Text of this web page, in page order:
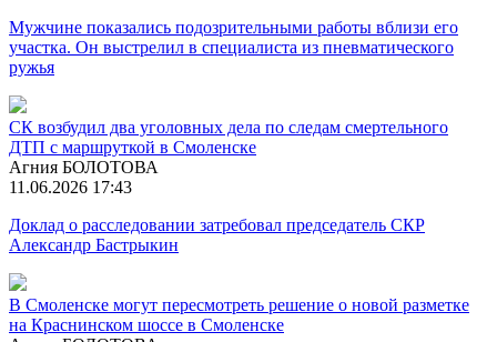
Мужчине показались подозрительными работы вблизи его
участка. Он выстрелил в специалиста из пневматического
ружья
СК возбудил два уголовных дела по следам смертельного
ДТП с маршруткой в Смоленске
Агния БОЛОТОВА
11.06.2026 17:43
Доклад о расследовании затребовал председатель СКР
Александр Бастрыкин
В Смоленске могут пересмотреть решение о новой разметке
на Краснинском шоссе в Смоленске